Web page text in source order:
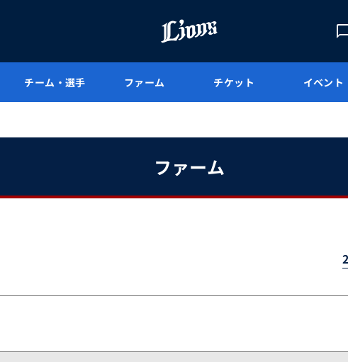
チーム・選手 ファーム チケット イベント
ファーム